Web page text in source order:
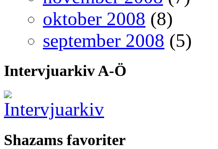
oktober 2008 (8)
september 2008 (5)
Intervjuarkiv A-Ö
Shazams favoriter